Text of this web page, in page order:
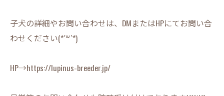
子犬の詳細やお問い合わせは、DMまたはHPにてお問い合
わせください(*´꒳`*)
HP→https://lupinus-breeder.jp/